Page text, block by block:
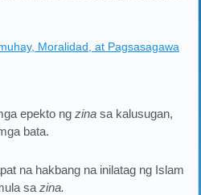
Moralidad, at Pagsasagawa
epekto ng zina sa kalusugan,
bata.
na hakbang na inilatag ng Islam
sa zina.